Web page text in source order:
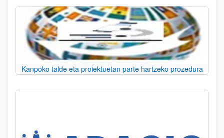
Kanpoko talde eta proiektuetan parte hartzeko prozedura